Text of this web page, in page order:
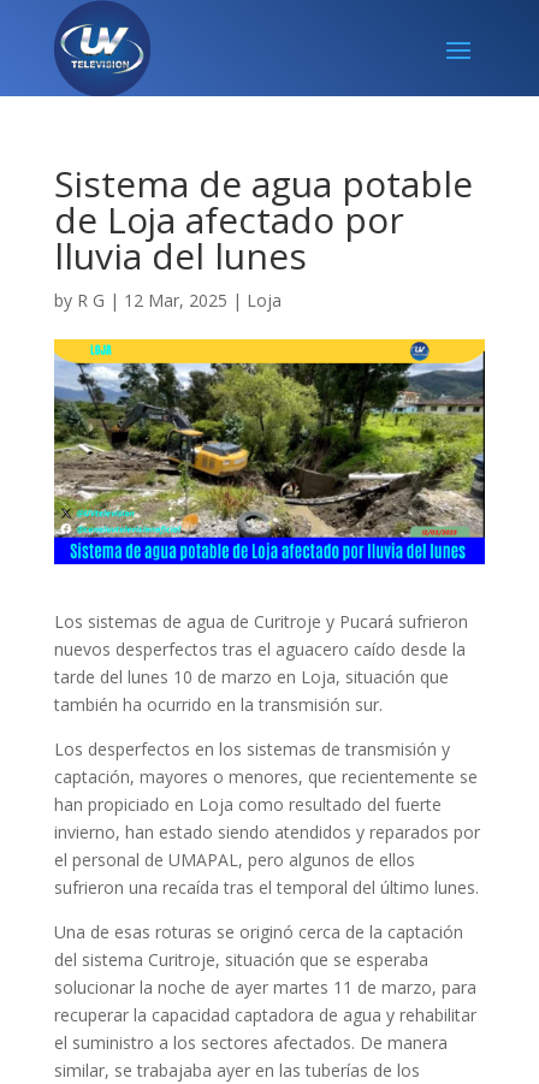
Sistema de agua potable
de Loja afectado por
lluvia del lunes
by R G | 12 Mar, 2025 | Loja
Los sistemas de agua de Curitroje y Pucará sufrieron
nuevos desperfectos tras el aguacero caído desde la
tarde del lunes 10 de marzo en Loja, situación que
también ha ocurrido en la transmisión sur.
Los desperfectos en los sistemas de transmisión y
captación, mayores o menores, que recientemente se
han propiciado en Loja como resultado del fuerte
invierno, han estado siendo atendidos y reparados por
el personal de UMAPAL, pero algunos de ellos
sufrieron una recaída tras el temporal del último lunes.
Una de esas roturas se originó cerca de la captación
del sistema Curitroje, situación que se esperaba
solucionar la noche de ayer martes 11 de marzo, para
recuperar la capacidad captadora de agua y rehabilitar
el suministro a los sectores afectados. De manera
similar, se trabajaba ayer en las tuberías de los